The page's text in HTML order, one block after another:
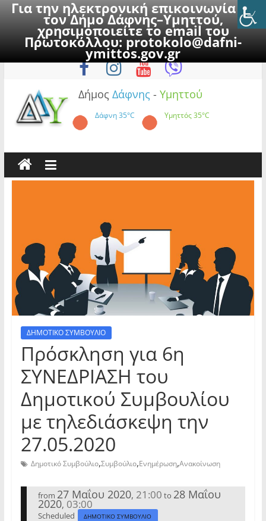
Για την ηλεκτρονική επικοινωνία με
τον Δήμο Δάφνης–Υμηττού,
χρησιμοποιείτε το email του
Πρωτοκόλλου:protokolo@dafni-
ymittos.gov.gr
to
Σάββατο, 8 Αυγούστου 2026
Δήμος Δάφνης - Υμηττού
Δάφνη35°C Υμηττός35°C
ΔΗΜΟΤΙΚΟ ΣΥΜΒΟΥΛΙΟ
Πρόσκληση για 6η
ΣΥΝΕΔΡΙΑΣΗ του
Δημοτικού Συμβουλίου
με τηλεδιάσκεψη την
27.05.2020
Δημοτικό Συμβούλιο,Συμβούλιο,Ενημέρωση,Ανακοίνωση
from 27 Μαΐου 2020, 21:00 to 28 Μαΐου
2020, 03:00
Scheduled ΔΗΜΟΤΙΚΟ ΣΥΜΒΟΥΛΙΟ